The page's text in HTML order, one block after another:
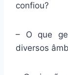
confiou?
– O que
diversos